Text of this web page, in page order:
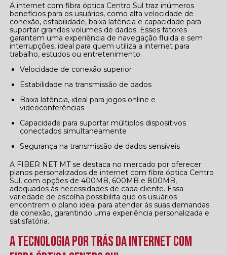
A internet com fibra óptica Centro Sul traz inúmeros
benefícios para os usuários, como alta velocidade de
conexão, estabilidade, baixa latência e capacidade para
suportar grandes volumes de dados. Esses fatores
garantem uma experiência de navegação fluida e sem
interrupções, ideal para quem utiliza a internet para
trabalho, estudos ou entretenimento.
Velocidade de conexão superior
Estabilidade na transmissão de dados
Baixa latência, ideal para jogos online e
videoconferências
Capacidade para suportar múltiplos dispositivos
conectados simultaneamente
Segurança na transmissão de dados sensíveis
A FIBER NET MT se destaca no mercado por oferecer
planos personalizados de internet com fibra óptica Centro
Sul, com opções de 400MB, 600MB e 800MB,
adequados às necessidades de cada cliente. Essa
variedade de escolha possibilita que os usuários
encontrem o plano ideal para atender às suas demandas
de conexão, garantindo uma experiência personalizada e
satisfatória.
A Tecnologia por Trás da Internet com